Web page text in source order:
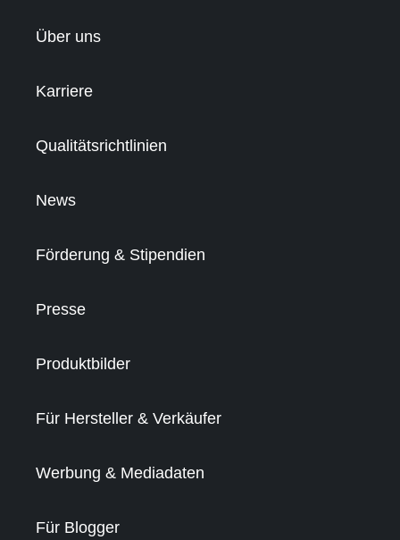
Über uns
Karriere
Qualitätsrichtlinien
News
Förderung & Stipendien
Presse
Produktbilder
Für Hersteller & Verkäufer
Werbung & Mediadaten
Für Blogger